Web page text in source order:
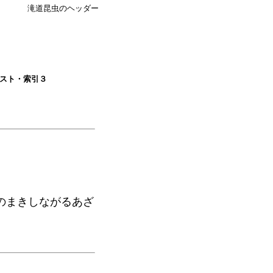
滝道昆虫のヘッダー
ト・索引３
がるあざ